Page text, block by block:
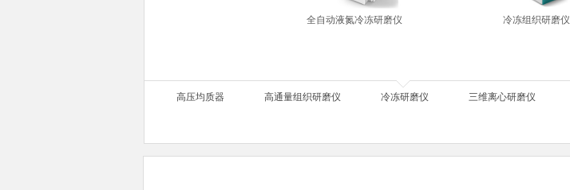
全自动液氮冷冻研磨仪 冷冻组织研磨仪
高压均质器 高通量组织研磨仪 冷冻研磨仪 三维离心研磨仪